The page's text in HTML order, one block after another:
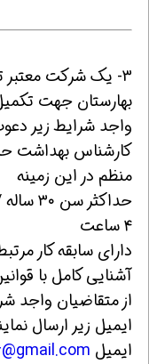
3- یک شرکت معتبر
بهارستان جهت تکمیل
واجد شرایط زیر
منظم در این زمینه
۴ ساعت
دارای سابقه کار
آشنایی کامل با
از متقاضیان واجد
ایمیل زیر ارسال
ایمیل